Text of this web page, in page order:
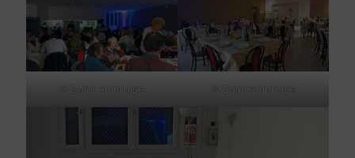
© Saint Ambroise © Saint Ambroise